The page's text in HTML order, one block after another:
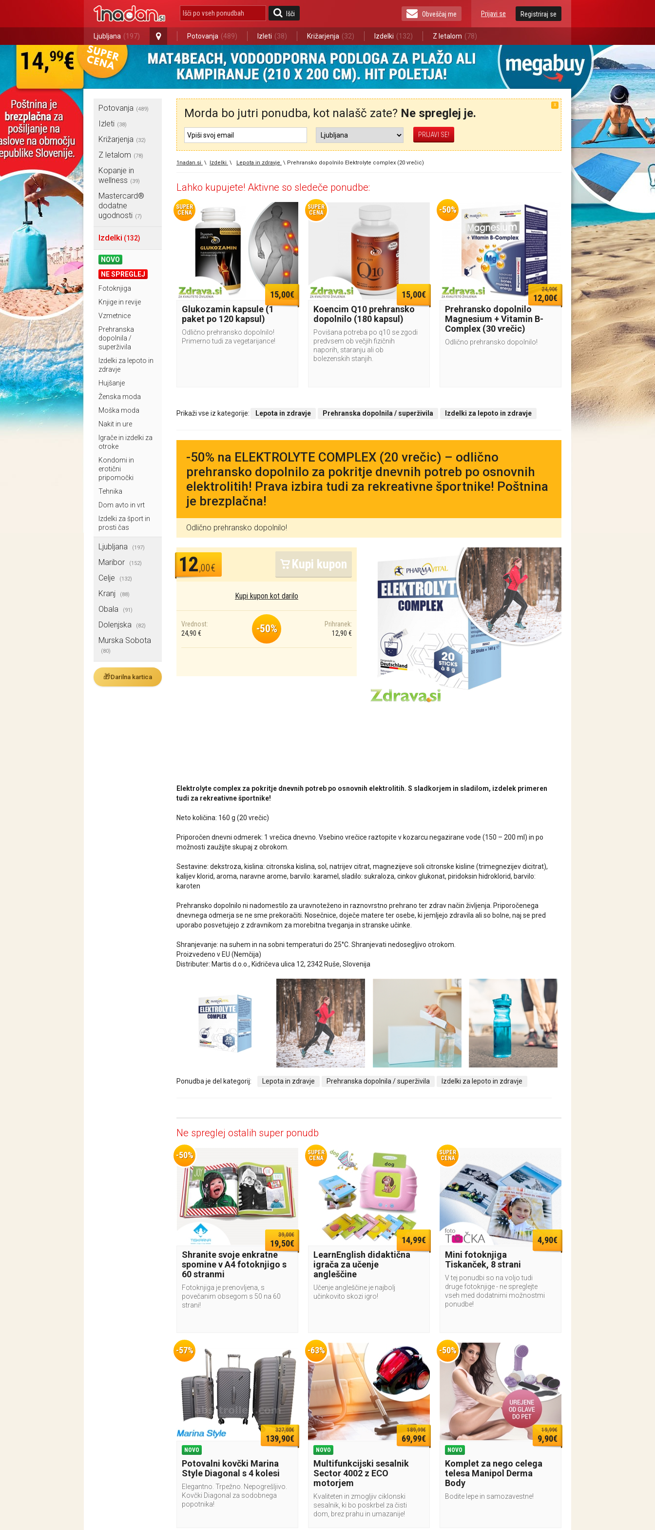
Išči Prijavi se Registriraj se
Obveščaj me
Ljubljana (197) Potovanja (489) Izleti (38) Križarjenja (32) Izdelki (132) Z letalom (78)
Potovanja (489)
Izleti (38)
Križarjenja (32)
Z letalom (78)
Kopanje in
wellness (39)
Mastercard®
dodatne
ugodnosti (7)
Izdelki (132)
NOVO
NE SPREGLEJ
Fotoknjiga
Knjige in revije
Vzmetnice
Prehranska
dopolnila /
superživila
Izdelki za lepoto in
zdravje
Hujšanje
Ženska moda
Moška moda
Nakit in ure
Igrače in izdelki za
otroke
Kondomi in
erotični
pripomočki
Tehnika
Dom avto in vrt
Izdelki za šport in
prosti čas
Ljubljana (197)
Maribor (152)
Celje (132)
Kranj (88)
Obala (91)
Dolenjska (82)
Murska Sobota
(80)
🎁Darilna kartica
X
Morda bo jutri ponudba, kot nalašč zate? Ne spreglej je.
1nadan.si \ Izdelki \ Lepota in zdravje \ Prehransko dopolnilo Elektrolyte complex (20 vrečic)
Lahko kupujete! Aktivne so sledeče ponudbe:
SUPER
CENA
15,00€
Glukozamin kapsule (1
paket po 120 kapsul)
Odlično prehransko dopolnilo!
Primerno tudi za vegetarijance!
SUPER
CENA
15,00€
Koencim Q10 prehransko
dopolnilo (180 kapsul)
Povišana potreba po q10 se zgodi
predvsem ob večjih fizičnih
naporih, staranju ali ob
bolezenskih stanjih.
-50%
24,90€
12,00€
Prehransko dopolnilo
Magnesium + Vitamin B-
Complex (30 vrečic)
Odlično prehransko dopolnilo!
Prikaži vse iz kategorije: Lepota in zdravje Prehranska dopolnila / superživila Izdelki za lepoto in zdravje
-50% na ELEKTROLYTE COMPLEX (20 vrečic) – odlično
prehransko dopolnilo za pokritje dnevnih potreb po osnovnih
elektrolitih! Prava izbira tudi za rekreativne športnike! Poštnina
je brezplačna!
Odlično prehransko dopolnilo!
12,00€ Kupi kupon
Kupi kupon kot darilo
Vrednost:
24,90 €
-50%
Prihranek:
12,90 €
Elektrolyte complex za pokritje dnevnih potreb po osnovnih elektrolitih. S sladkorjem in sladilom, izdelek primeren
tudi za rekreativne športnike!
Neto količina: 160 g (20 vrečic)
Priporočen dnevni odmerek: 1 vrečica dnevno. Vsebino vrečice raztopite v kozarcu negazirane vode (150 – 200 ml) in po
možnosti zaužijte skupaj z obrokom.
Sestavine: dekstroza, kislina: citronska kislina, sol, natrijev citrat, magnezijeve soli citronske kisline (trimegnezijev dicitrat),
kalijev klorid, aroma, naravne arome, barvilo: karamel, sladilo: sukraloza, cinkov glukonat, piridoksin hidroklorid, barvilo:
karoten
Prehransko dopolnilo ni nadomestilo za uravnoteženo in raznovrstno prehrano ter zdrav način življenja. Priporočenega
dnevnega odmerja se ne sme prekoračiti. Nosečnice, doječe matere ter osebe, ki jemljejo zdravila ali so bolne, naj se pred
uporabo posvetujejo z zdravnikom za morebitna tveganja in stranske učinke.
Shranjevanje: na suhem in na sobni temperaturi do 25°C. Shranjevati nedosegljivo otrokom.
Proizvedeno v EU (Nemčija)
Distributer: Martis d.o.o., Kidričeva ulica 12, 2342 Ruše, Slovenija
Ponudba je del kategorij: Lepota in zdravje Prehranska dopolnila / superživila Izdelki za lepoto in zdravje
Ne spreglej ostalih super ponudb
-50%
39,00€
19,50€
Shranite svoje enkratne
spomine v A4 fotoknjigo s
60 stranmi
Fotoknjiga je prenovljena, s
povečanim obsegom s 50 na 60
strani!
SUPER
CENA
14,99€
LearnEnglish didaktična
igrača za učenje
angleščine
Učenje angleščine je najbolj
učinkovito skozi igro!
SUPER
CENA
4,90€
Mini fotoknjiga
Tiskanček, 8 strani
V tej ponudbi so na voljo tudi
druge fotoknjige - ne spreglejte
vseh med dodatnimi možnostmi
ponudbe!
-57%
327,00€
139,90€
NOVO
Potovalni kovčki Marina
Style Diagonal s 4 kolesi
Elegantno. Trpežno. Nepogrešljivo.
Kovčki Diagonal za sodobnega
popotnika!
-63%
189,99€
69,99€
NOVO
Multifunkcijski sesalnik
Sector 4002 z ECO
motorjem
Kvaliteten in zmogljiv ciklonski
sesalnik, ki bo poskrbel za čisti
dom, brez prahu in umazanije!
-50%
19,99€
9,90€
NOVO
Komplet za nego celega
telesa Manipol Derma
Body
Bodite lepe in samozavestne!